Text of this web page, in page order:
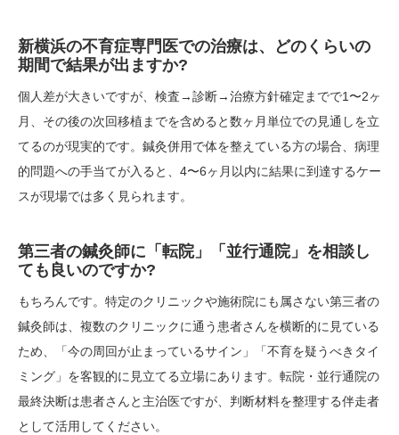
新横浜の不育症専門医での治療は、どのくらいの
期間で結果が出ますか?
個人差が大きいですが、検査→診断→治療方針確定までで1〜2ヶ
月、その後の次回移植までを含めると数ヶ月単位での見通しを立
てるのが現実的です。鍼灸併用で体を整えている方の場合、病理
的問題への手当てが入ると、4〜6ヶ月以内に結果に到達するケー
スが現場では多く見られます。
第三者の鍼灸師に「転院」「並行通院」を相談し
ても良いのですか?
もちろんです。特定のクリニックや施術院にも属さない第三者の
鍼灸師は、複数のクリニックに通う患者さんを横断的に見ている
ため、「今の周回が止まっているサイン」「不育を疑うべきタイ
ミング」を客観的に見立てる立場にあります。転院・並行通院の
最終決断は患者さんと主治医ですが、判断材料を整理する伴走者
として活用してください。